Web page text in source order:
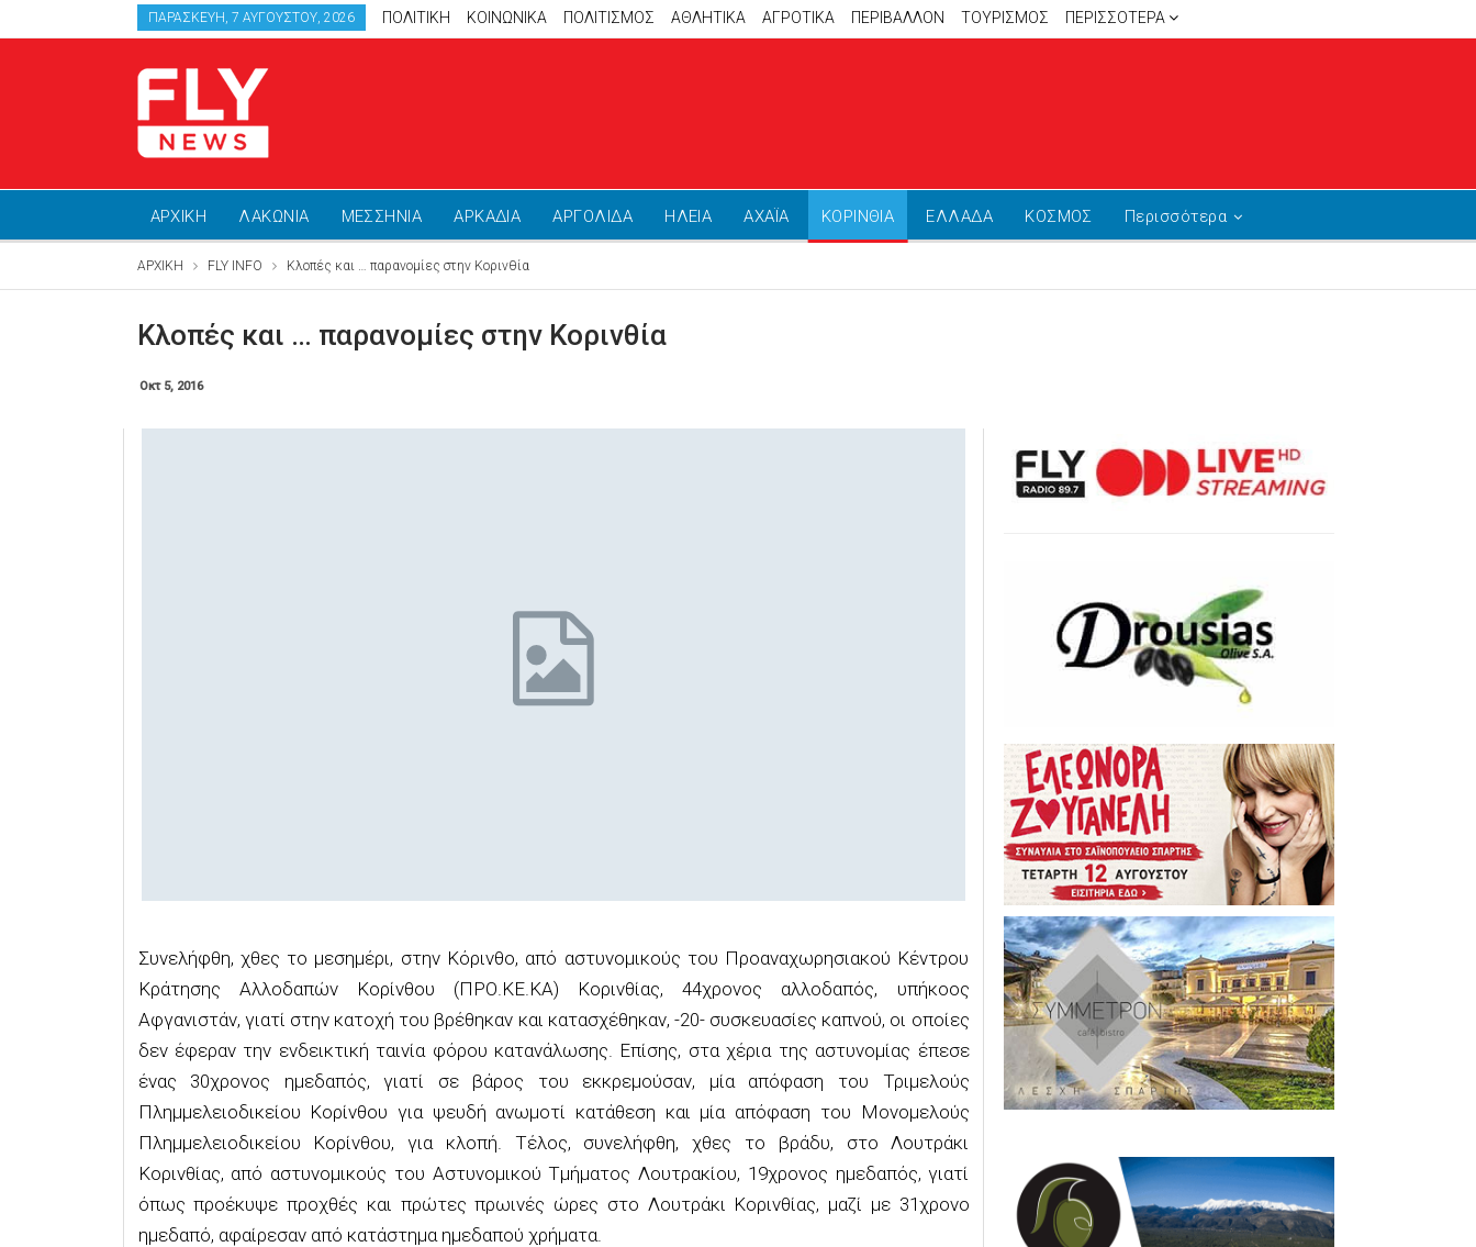
ΠΑΡΑΣΚΕΥΉ, 7 ΑΥΓΟΎΣΤΟΥ, 2026 ΠΟΛΙΤΙΚΗ ΚΟΙΝΩΝΙΚΑ ΠΟΛΙΤΙΣΜΟΣ ΑΘΛΗΤΙΚΆ ΑΓΡΟΤΙΚΑ ΠΕΡΙΒΑΛΛΟΝ ΤΟΥΡΙΣΜΟΣ ΠΕΡΙΣΣΌΤΕΡΑ
ΑΡΧΙΚΗ ΛΑΚΩΝΙΑ ΜΕΣΣΗΝΙΑ ΑΡΚΑΔΙΑ ΑΡΓΟΛΙΔΑ ΗΛΕΙΑ ΑΧΑΪΑ ΚΟΡΙΝΘΙΑ ΕΛΛΑΔΑ ΚΟΣΜΟΣ Περισσότερα
ΑΡΧΙΚΗ FLY INFO Κλοπές και … παρανομίες στην Κορινθία
Κλοπές και … παρανομίες στην Κορινθία
Οκτ 5, 2016
Συνελήφθη, χθες το μεσημέρι, στην Κόρινθο, από αστυνομικούς του Προαναχωρησιακού Κέντρου
Κράτησης Αλλοδαπών Κορίνθου (ΠΡΟ.ΚΕ.ΚΑ) Κορινθίας, 44χρονος αλλοδαπός, υπήκοος
Αφγανιστάν, γιατί στην κατοχή του βρέθηκαν και κατασχέθηκαν, -20- συσκευασίες καπνού, οι οποίες
δεν έφεραν την ενδεικτική ταινία φόρου κατανάλωσης. Επίσης, στα χέρια της αστυνομίας έπεσε
ένας 30χρονος ημεδαπός, γιατί σε βάρος του εκκρεμούσαν, μία απόφαση του Τριμελούς
Πλημμελειοδικείου Κορίνθου για ψευδή ανωμοτί κατάθεση και μία απόφαση του Μονομελούς
Πλημμελειοδικείου Κορίνθου, για κλοπή. Τέλος, συνελήφθη, χθες το βράδυ, στο Λουτράκι
Κορινθίας, από αστυνομικούς του Αστυνομικού Τμήματος Λουτρακίου, 19χρονος ημεδαπός, γιατί
όπως προέκυψε προχθές και πρώτες πρωινές ώρες στο Λουτράκι Κορινθίας, μαζί με 31χρονο
ημεδαπό, αφαίρεσαν από κατάστημα ημεδαπού χρήματα.